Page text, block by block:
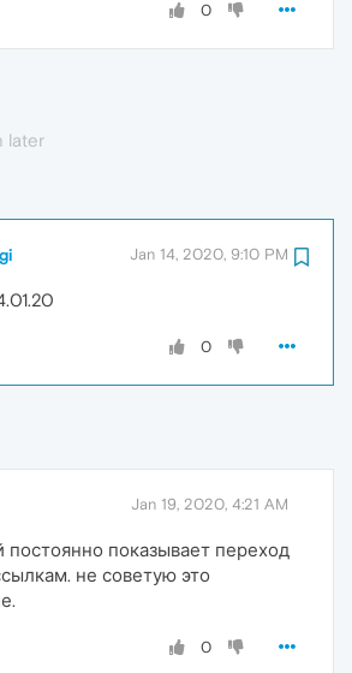
0
later
Jan 14, 2020, 9:10 PM
0
Jan 19, 2020, 4:21 AM
постоянно показывает переход
не советую это
0